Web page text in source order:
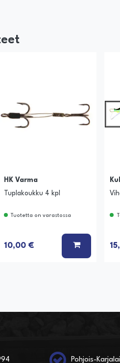
HK Varma
Tuplakoukku 4 kpl
Tuotetta on varastossa
10,00 € LISÄÄ
Pohjois-